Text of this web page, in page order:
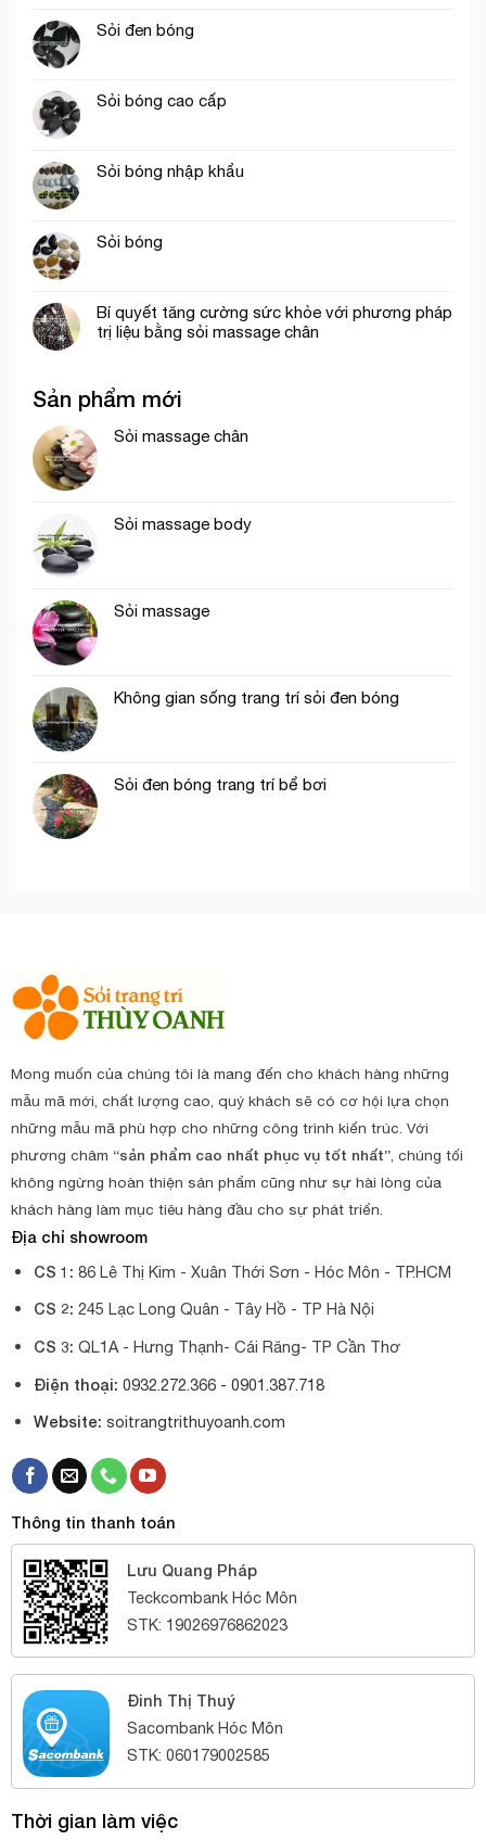
Sỏi đen bóng
Sỏi bóng cao cấp
Sỏi bóng nhập khẩu
Sỏi bóng
Bí quyết tăng cường sức khỏe với phương pháp
trị liệu bằng sỏi massage chân
Sản phẩm mới
Sỏi massage chân
Sỏi massage body
Sỏi massage
Không gian sống trang trí sỏi đen bóng
Sỏi đen bóng trang trí bể bơi
Mong muốn của chúng tôi là mang đến cho khách hàng những
mẫu mã mới, chất lượng cao, quý khách sẽ có cơ hội lựa chọn
những mẫu mã phù hợp cho những công trình kiến trúc. Với
phương châm “sản phẩm cao nhất phục vụ tốt nhất”, chúng tối
không ngừng hoàn thiện sản phẩm cũng như sự hài lòng của
khách hàng làm mục tiêu hàng đầu cho sự phát triển.
Địa chỉ showroom
CS 1: 86 Lê Thị Kim - Xuân Thới Sơn - Hóc Môn - TP.HCM
CS 2: 245 Lạc Long Quân - Tây Hồ - TP Hà Nội
CS 3: QL1A - Hưng Thạnh- Cái Răng- TP Cần Thơ
Điện thoại: 0932.272.366 - 0901.387.718
Website: soitrangtrithuyoanh.com
Thông tin thanh toán
Lưu Quang Pháp
Teckcombank Hóc Môn
STK: 19026976862023
Đinh Thị Thuý
Sacombank Hóc Môn
STK: 060179002585
Thời gian làm việc